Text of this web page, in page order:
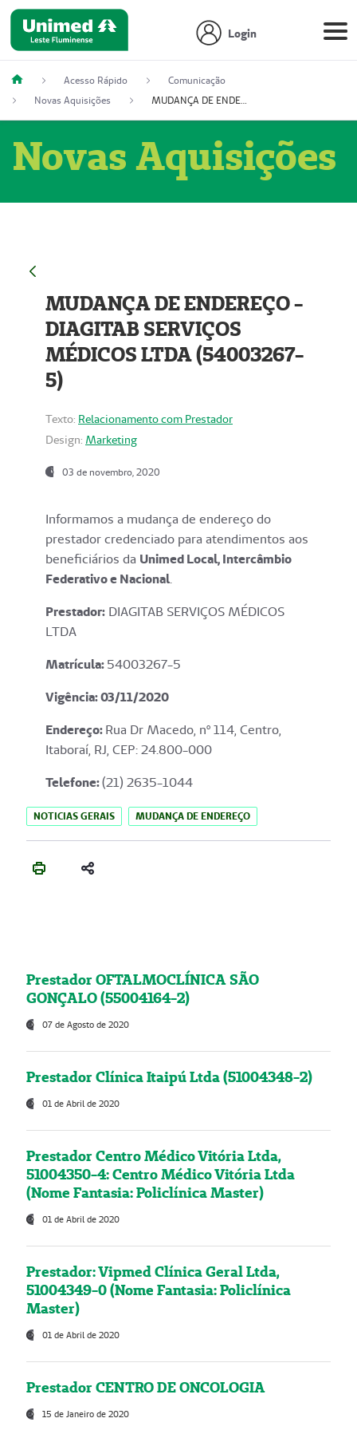
Login
Acesso Rápido
Comunicação
Novas Aquisições
MUDANÇA DE ENDEREÇO - DIAGITAB SERVIÇOS MÉDICOS LTDA (54003267-5)
Novas Aquisições
MUDANÇA DE ENDEREÇO -
DIAGITAB SERVIÇOS
MÉDICOS LTDA (54003267-
5)
Texto: Relacionamento com Prestador
Design: Marketing
03 de novembro, 2020
Informamos a mudança de endereço do
prestador credenciado para atendimentos aos
beneficiários da Unimed Local, Intercâmbio
Federativo e Nacional.
Prestador: DIAGITAB SERVIÇOS MÉDICOS
LTDA
Matrícula:54003267-5
Vigência: 03/11/2020
Endereço:Rua Dr Macedo, nº 114, Centro,
Itaboraí, RJ, CEP: 24.800-000
Telefone:(21) 2635-1044
NOTICIAS GERAIS MUDANÇA DE ENDEREÇO
Prestador OFTALMOCLÍNICA SÃO
GONÇALO (55004164-2)
07 de Agosto de 2020
Prestador Clínica Itaipú Ltda (51004348-2)
01 de Abril de 2020
Prestador Centro Médico Vitória Ltda,
51004350-4: Centro Médico Vitória Ltda
(Nome Fantasia: Policlínica Master)
01 de Abril de 2020
Prestador: Vipmed Clínica Geral Ltda,
51004349-0 (Nome Fantasia: Policlínica
Master)
01 de Abril de 2020
Prestador CENTRO DE ONCOLOGIA
15 de Janeiro de 2020